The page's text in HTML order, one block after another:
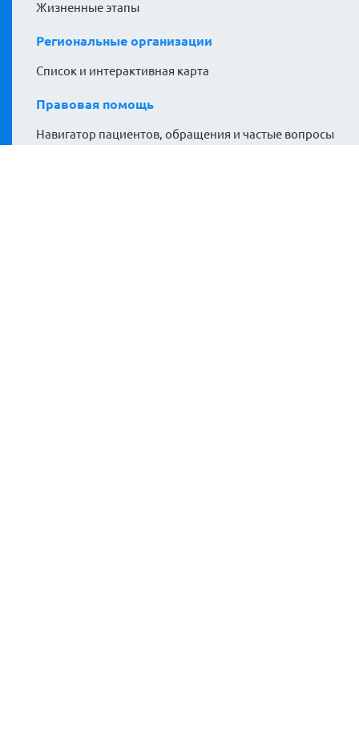
Жизненные этапы
Региональные организации
Список и интерактивная карта
Правовая помощь
Навигатор пациентов, обращения и частые вопросы